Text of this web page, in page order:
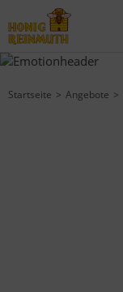
Startseite Angebote